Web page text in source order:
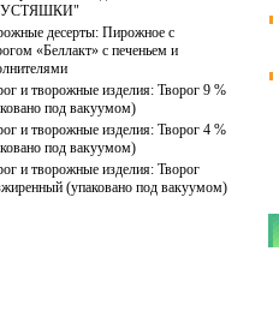
десерты: Пирожное с
«Беллакт» с печеньем и
и творожные изделия: Творог 9 %
под вакуумом)
и творожные изделия: Творог 4 %
под вакуумом)
и творожные изделия: Творог
(упаковано под вакуумом)